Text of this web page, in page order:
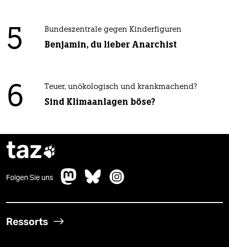
5 Bundeszentrale gegen Kinderfiguren
Benjamin, du lieber Anarchist
6 Teuer, unökologisch und krankmachend?
Sind Klimaanlagen böse?
taz
Folgen Sie uns
Ressorts